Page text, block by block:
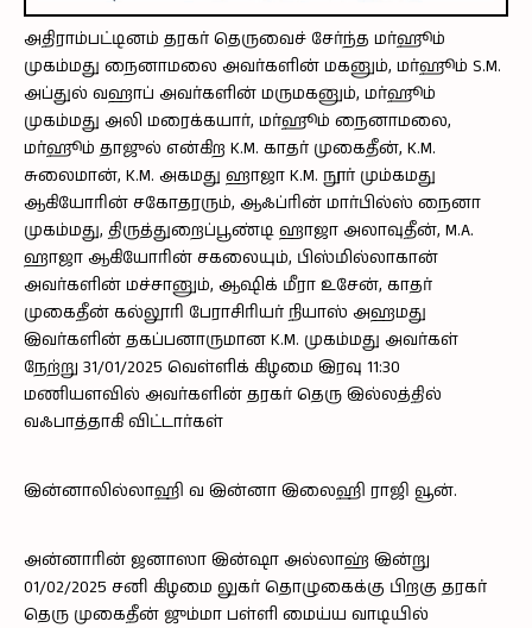
அதிராம்பட்டினம் தரகர் தெருவைச் சேர்ந்த மர்ஹூம்
முகம்மது நைனாமலை அவர்களின் மகனும், மர்ஹூம் S.M.
அப்துல் வஹாப் அவர்களின் மருமகனும், மர்ஹூம்
முகம்மது அலி மரைக்கயார், மர்ஹூம் நைனாமலை,
மர்ஹூம் தாஜுல் என்கிற K.M. காதர் முகைதீன், K.M.
சுலைமான், K.M. அகமது ஹாஜா K.M. நூர் மும்கமது
ஆகியோரின் சகோதரரும், ஆஃப்ரின் மார்பில்ஸ் நைனா
முகம்மது, திருத்துறைப்பூண்டி ஹாஜா அலாவுதீன், M.A.
ஹாஜா ஆகியோரின் சகலையும், பிஸ்மில்லாகான்
அவர்களின் மச்சானும், ஆஷிக் மீரா உசேன், காதர்
முகைதீன் கல்லூரி பேராசிரியர் நியாஸ் அஹமது
இவர்களின் தகப்பனாருமான K.M. முகம்மது அவர்கள்
நேற்று 31/01/2025 வெள்ளிக் கிழமை இரவு 11:30
மணியளவில் அவர்களின் தரகர் தெரு இல்லத்தில்
வஃபாத்தாகி விட்டார்கள்
இன்னாலில்லாஹி வ இன்னா இலைஹி ராஜி வூன்.
அன்னாரின் ஜனாஸா இன்ஷா அல்லாஹ் இன்று
01/02/2025 சனி கிழமை லுகர் தொழுகைக்கு பிறகு தரகர்
தெரு முகைதீன் ஜும்மா பள்ளி மைய்ய வாடியில்